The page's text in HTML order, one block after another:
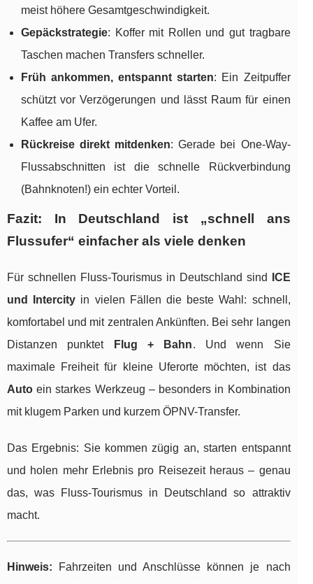
meist höhere Gesamtgeschwindigkeit.
Gepäckstrategie: Koffer mit Rollen und gut tragbare
Taschen machen Transfers schneller.
Früh ankommen, entspannt starten: Ein Zeitpuffer
schützt vor Verzögerungen und lässt Raum für einen
Kaffee am Ufer.
Rückreise direkt mitdenken: Gerade bei One-Way-
Flussabschnitten ist die schnelle Rückverbindung
(Bahnknoten!) ein echter Vorteil.
Fazit: In Deutschland ist „schnell ans
Flussufer“ einfacher als viele denken
Für schnellen Fluss-Tourismus in Deutschland sind
ICE
und Intercity in vielen Fällen die beste Wahl: schnell,
komfortabel und mit zentralen Ankünften. Bei sehr langen
Distanzen punktet
Flug + Bahn. Und wenn Sie
maximale Freiheit für kleine Uferorte möchten, ist das
Auto ein starkes Werkzeug – besonders in Kombination
mit klugem Parken und kurzem ÖPNV-Transfer.
Das Ergebnis: Sie kommen zügig an, starten entspannt
und holen mehr Erlebnis pro Reisezeit heraus – genau
das, was Fluss-Tourismus in Deutschland so attraktiv
macht.
Hinweis: Fahrzeiten und Anschlüsse können je nach